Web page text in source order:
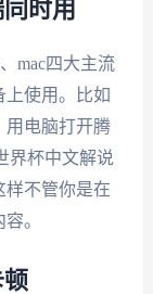
时用
mac四大主流
使用。比如
用电脑打开腾
界杯中文解说
样不管你是在
。